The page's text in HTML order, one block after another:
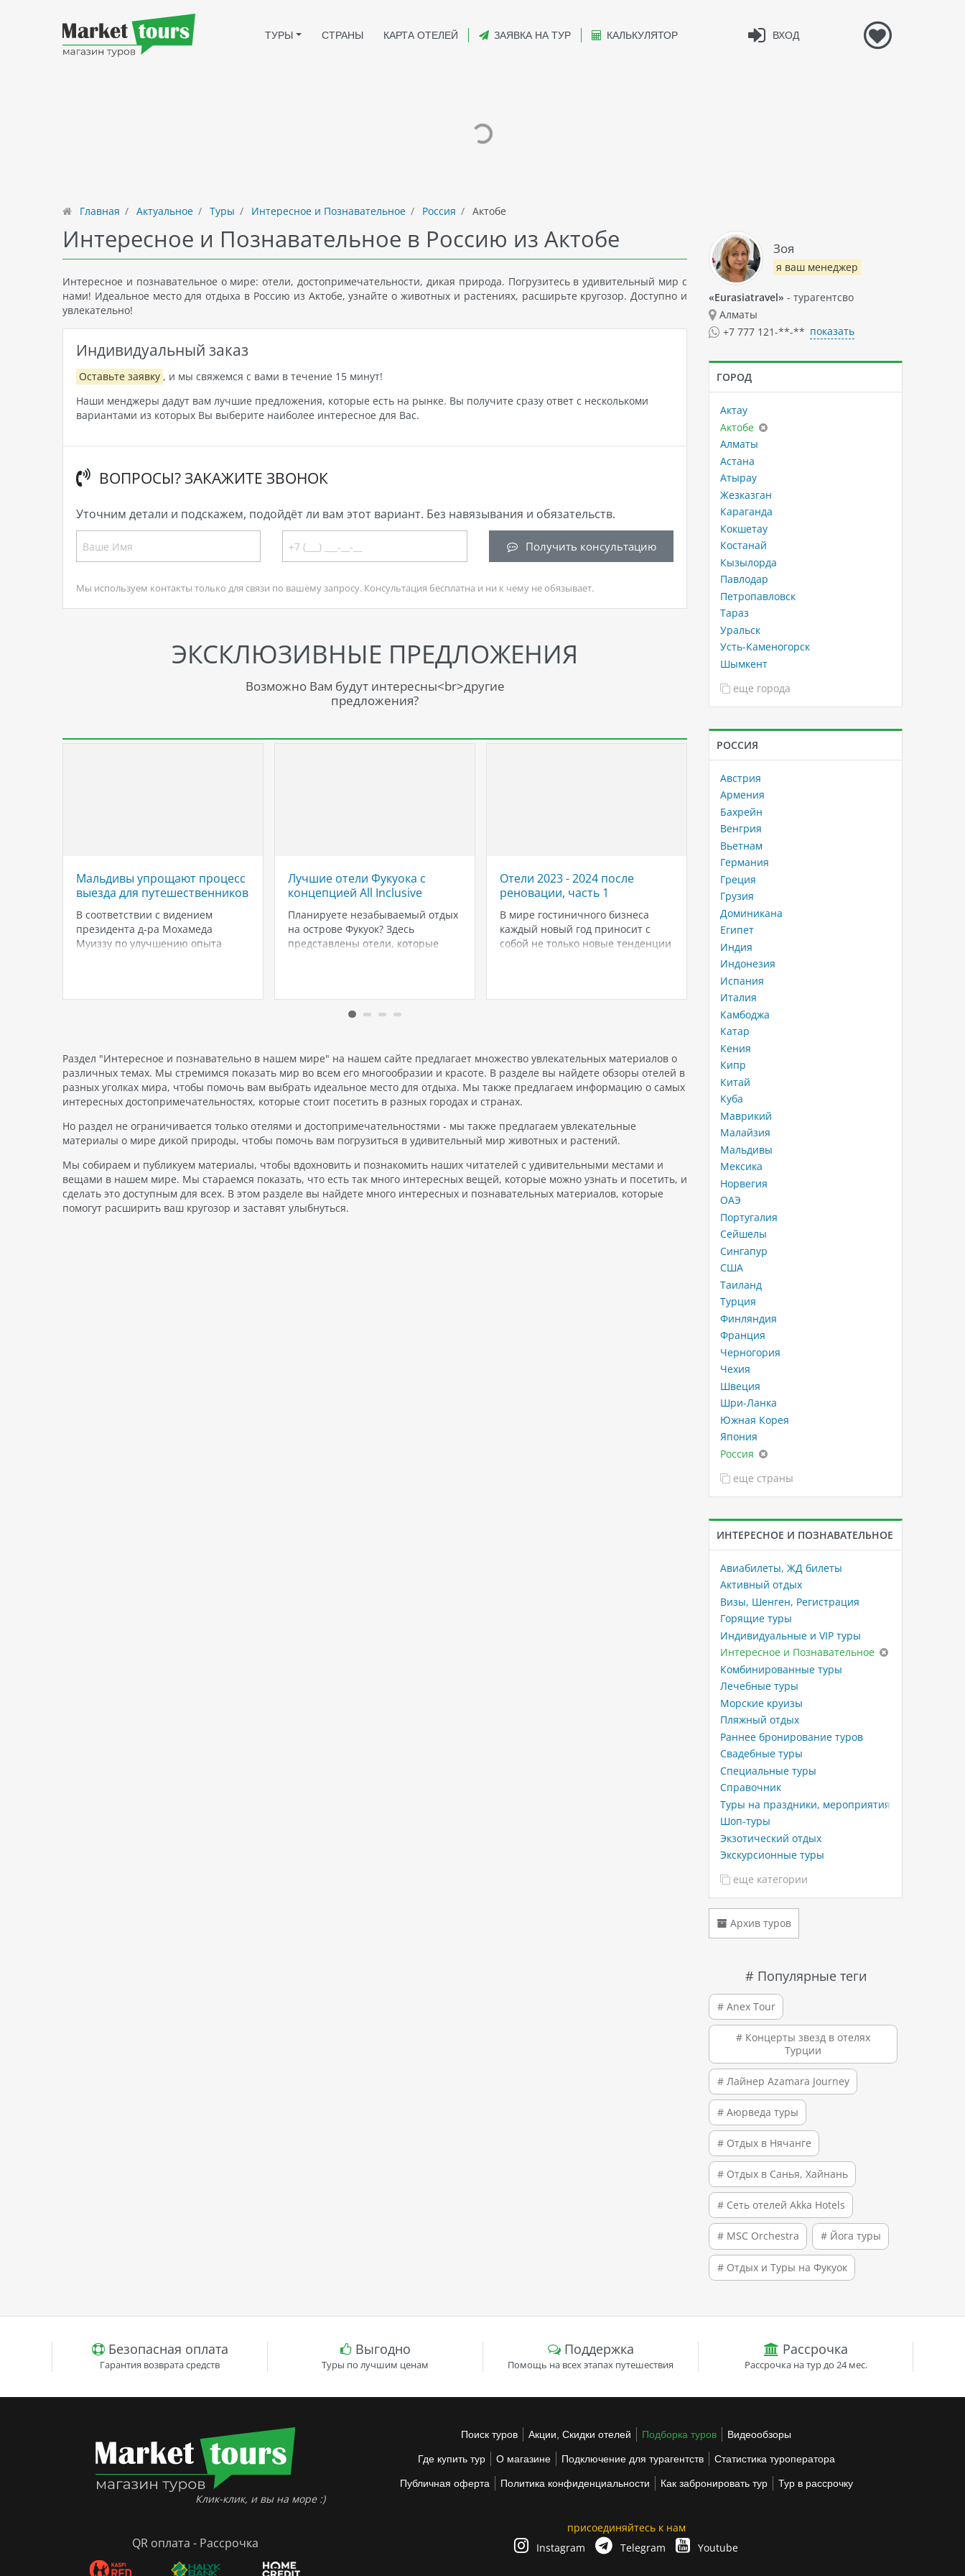
ВХОД
ТУРЫ СТРАНЫ КАРТА ОТЕЛЕЙ ЗАЯВКА НА ТУР КАЛЬКУЛЯТОР
Главная Актуальное Туры Интересное и Познавательное Россия Актобе
Интересное и Познавательное в Россию из Актобе
Интересное и познавательное о мире: отели, достопримечательности, дикая природа. Погрузитесь в удивительный мир с
нами! Идеальное место для отдыха в Россию из Актобе, узнайте о животных и растениях, расширьте кругозор. Доступно и
увлекательно!
Индивидуальный заказ
Оставьте заявку , и мы свяжемся с вами в течение 15 минут!
Наши менджеры дадут вам лучшие предложения, которые есть на рынке. Вы получите сразу ответ с несколькоми
вариантами из которых Вы выберите наиболее интересное для Вас.
ВОПРОСЫ? ЗАКАЖИТЕ ЗВОНОК
Уточним детали и подскажем, подойдёт ли вам этот вариант. Без навязывания и обязательств.
Получить консультацию
Мы используем контакты только для связи по вашему запросу. Консультация бесплатна и ни к чему не обязывает.
ЭКСКЛЮЗИВНЫЕ ПРЕДЛОЖЕНИЯ
Возможно Вам будут интересны<br>другие
предложения?
Мальдивы упрощают процесс
выезда для путешественников
В соответствии с видением
президента д-ра Мохамеда
Муиззу по улучшению опыта
Шамаан Вахид объявил, что с 15
нужно будет заполнять форму
«Декларация путешественника».…
Лучшие отели Фукуока с
концепцией All Inclusive
Планируете незабываемый отдых
на острове Фукуок? Здесь
представлены отели, которые
стоит выбрать концепцию Всё
включено ? Экономия времени и
Отели 2023 - 2024 после
реновации, часть 1
В мире гостиничного бизнеса
каждый новый год приносит с
собой не только новые тенденции
исключением, и множество
Канатная дорога в Нячанге
(Vinpearl Cable Car)
Канатная дорога в Нячанге
(Vinpearl Cable Car) является
одним из самых популярных
туристических объектов во всем
Вьетнаме. Она соединяет город
Нячанг с островом Хонг Чонг, на
котором расположен парк
развлечений Винперл, и
представляет собой уникальную
техническую конструкцию,
Раздел "Интересное и познавательно в нашем мире" на нашем сайте предлагает множество увлекательных материалов о
различных темах. Мы стремимся показать мир во всем его многообразии и красоте. В разделе вы найдете обзоры отелей в
разных уголках мира, чтобы помочь вам выбрать идеальное место для отдыха. Мы также предлагаем информацию о самых
интересных достопримечательностях, которые стоит посетить в разных городах и странах.
Но раздел не ограничивается только отелями и достопримечательностями - мы также предлагаем увлекательные
материалы о мире дикой природы, чтобы помочь вам погрузиться в удивительный мир животных и растений.
Мы собираем и публикуем материалы, чтобы вдохновить и познакомить наших читателей с удивительными местами и
вещами в нашем мире. Мы стараемся показать, что есть так много интересных вещей, которые можно узнать и посетить, и
сделать это доступным для всех. В этом разделе вы найдете много интересных и познавательных материалов, которые
помогут расширить ваш кругозор и заставят улыбнуться.
Зоя
я ваш менеджер
«Eurasiatravel» - турагентсво
Алматы
+7 777 121-**-** показать
ГОРОД
Актау
Актобе
Алматы
Астана
Атырау
Жезказган
Караганда
Кокшетау
Костанай
Кызылорда
Павлодар
Петропавловск
Тараз
Уральск
Усть-Каменогорск
Шымкент
еще города
РОССИЯ
Австрия
Армения
Бахрейн
Венгрия
Вьетнам
Германия
Греция
Грузия
Доминикана
Египет
Индия
Индонезия
Испания
Италия
Камбоджа
Катар
Кения
Кипр
Китай
Куба
Маврикий
Малайзия
Мальдивы
Мексика
Норвегия
ОАЭ
Португалия
Сейшелы
Сингапур
США
Таиланд
Турция
Финляндия
Франция
Черногория
Чехия
Швеция
Шри-Ланка
Южная Корея
Япония
Россия
еще страны
ИНТЕРЕСНОЕ И ПОЗНАВАТЕЛЬНОЕ
Авиабилеты, ЖД билеты
Активный отдых
Визы, Шенген, Регистрация
Горящие туры
Индивидуальные и VIP туры
Интересное и Познавательное
Комбинированные туры
Лечебные туры
Морские круизы
Пляжный отдых
Раннее бронирование туров
Свадебные туры
Специальные туры
Справочник
Туры на праздники, мероприятия
Шоп-туры
Экзотический отдых
Экскурсионные туры
еще категории
Архив туров
# Популярные теги
# Anex Tour
# Концерты звезд в отелях
Турции
# Лайнер Azamara Journey
# Аюрведа туры
# Отдых в Нячанге
# Отдых в Санья, Хайнань
# Сеть отелей Akka Hotels
# MSC Orchestra # Йога туры
# Отдых и Туры на Фукуок
Безопасная оплата
Гарантия возврата средств
Выгодно
Туры по лучшим ценам
Поддержка
Помощь на всех этапах путешествия
Рассрочка
Рассрочка на тур до 24 мес.
Клик-клик, и вы на море :)
QR оплата - Рассрочка
Поиск туров Акции, Скидки отелей Подборка туров Видеообзоры
Где купить тур О магазине Подключение для турагентств Статистика туроператора
Публичная оферта Политика конфиденциальности Как забронировать тур Тур в рассрочку
присоединяйтесь к нам
Instagram
Telegram Youtube